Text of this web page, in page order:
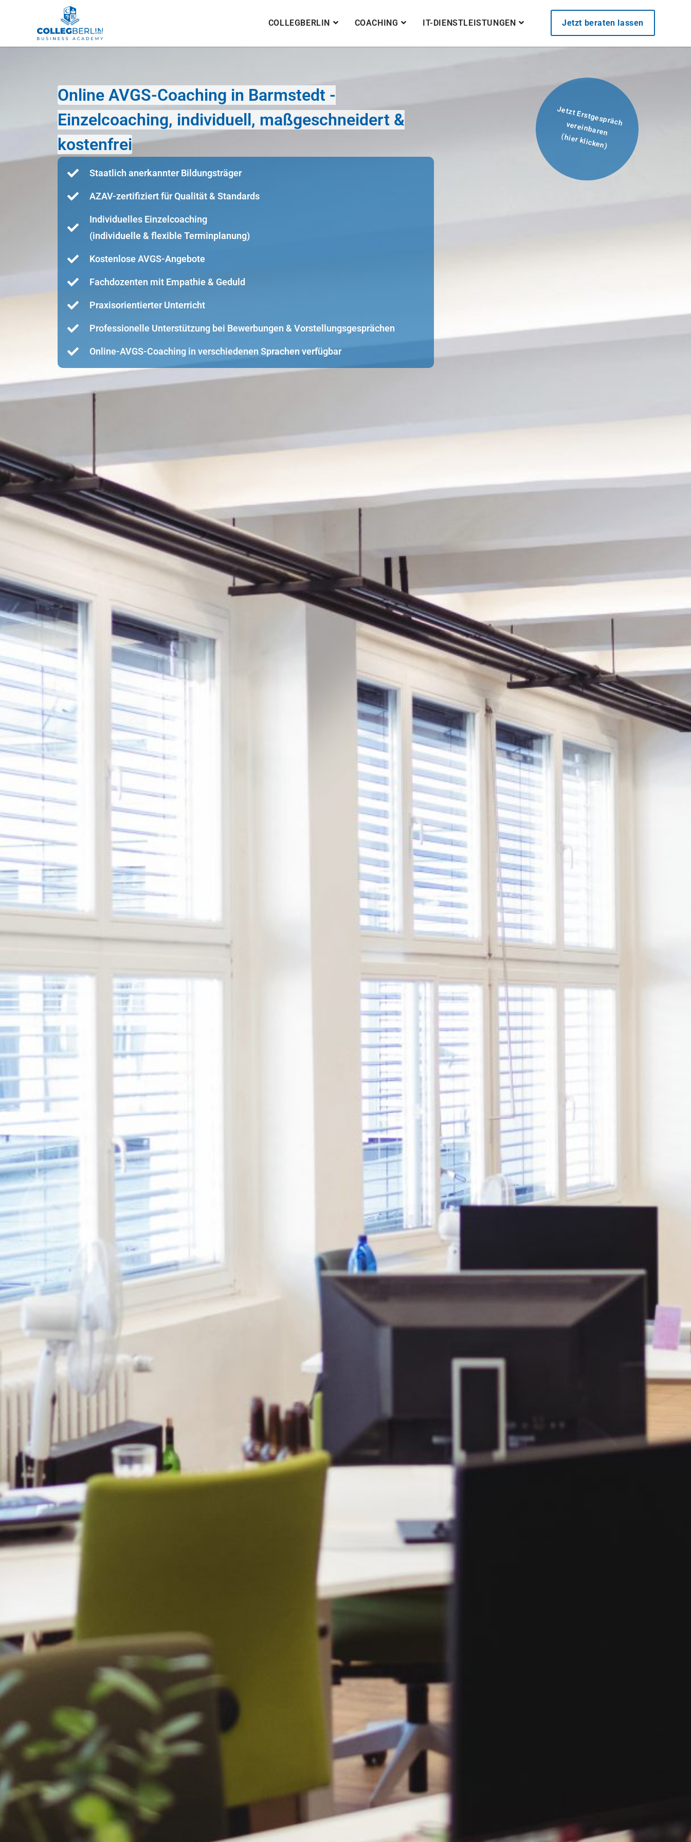
COLLEGBERLIN COACHING IT-DIENSTLEISTUNGEN Jetzt beraten lassen
Online AVGS-Coaching in Barmstedt -
Einzelcoaching, individuell, maßgeschneidert &
kostenfrei
Staatlich anerkannter Bildungsträger
AZAV-zertifiziert für Qualität & Standards
Individuelles Einzelcoaching
(individuelle & flexible Terminplanung)
Kostenlose AVGS-Angebote
Fachdozenten mit Empathie & Geduld
Praxisorientierter Unterricht
Professionelle Unterstützung bei Bewerbungen & Vorstellungsgesprächen
Online-AVGS-Coaching in verschiedenen Sprachen verfügbar
Jetzt Erstgespräch
vereinbaren
(hier klicken)